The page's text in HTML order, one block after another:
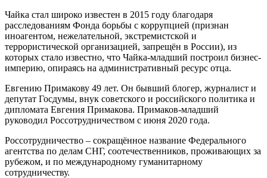
Чайка стал широко известен в 2015 году благодаря
расследованиям Фонда борьбы с коррупцией (признан
иноагентом, нежелательной, экстремистской и
террористической организацией, запрещён в России), из
которых стало известно, что Чайка-младший построил бизнес-
империю, опираясь на административный ресурс отца.
Евгению Примакову 49 лет. Он бывший блогер, журналист и
депутат Госдумы, внук советского и российского политика и
дипломата Евгения Примакова. Примаков-младший
руководил Россотрудничеством с июня 2020 года.
Россотрудничество – сокращённое название Федерального
агентства по делам СНГ, соотечественников, проживающих за
рубежом, и по международному гуманитарному
сотрудничеству.